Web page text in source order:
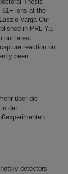
81+ ions at the
Varga Our
in PRL Yu.
our latest
reaction on
been
über die
der
detectors